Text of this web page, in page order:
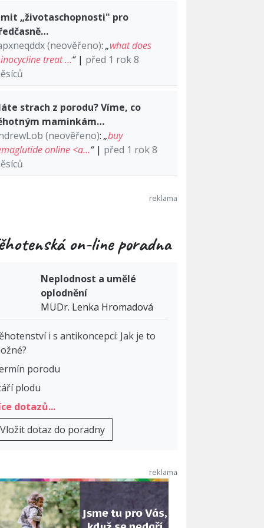
„životaschopnosti" pro
(neověřeno): „what does
treat …“| před 1 rok 8
strach z porodu? Víme, co
maminkám…
(neověřeno): „buy
online <a…“| před 1 rok 8
on-line poradna
Neplodnost a umělé
oplodnění
MUDr. Lenka Hromadová
i s antikoncepcí: Jak je to
porodu
plodu
dotazů...
Vložit dotaz do poradny